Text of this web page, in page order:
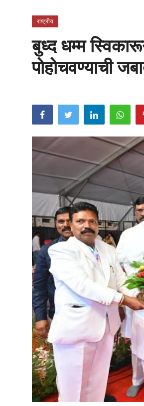
सामाजिक
राष्ट्रीय
बुध्द धम्म
पोहोचवण्याची